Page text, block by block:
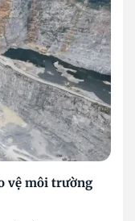
vệ môi trường